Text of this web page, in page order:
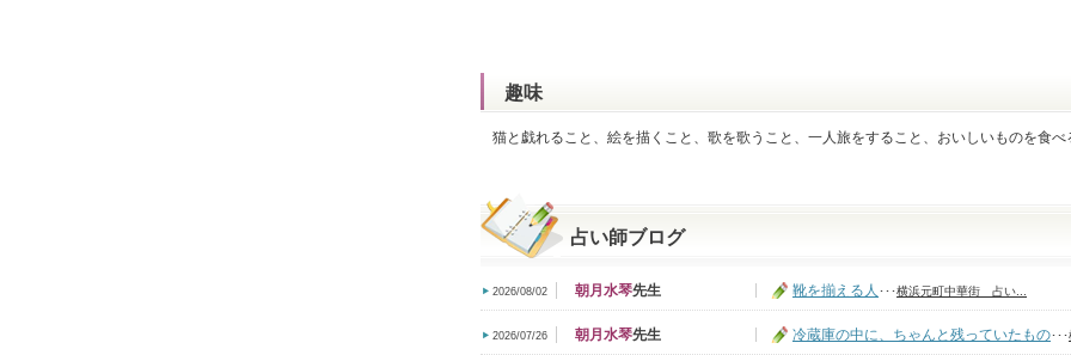
趣味
猫と戯れること、絵を描くこと、歌を歌うこと、一人旅をすること、おいしいものを食べ
占い師ブログ
2026/08/02 朝月水琴先生 靴を揃える人 ･･･横浜元町中華街 占い...
2026/07/26 朝月水琴先生 冷蔵庫の中に、ちゃんと残っていたもの･･･